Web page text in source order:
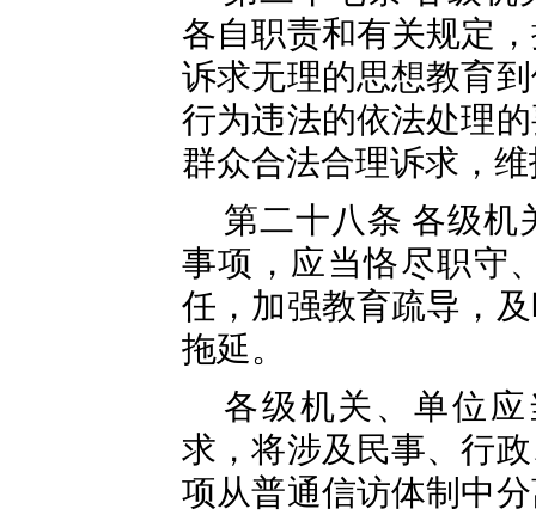
各自职责和有关规定
诉求无理的思想教育
行为违法的依法处理
群众合法合理诉求，
第二十八条 各级机
事项，应当恪尽职守
任，加强教育疏导，
拖延。
各级机关、单位
求，将涉及民事、行
项从普通信访体制中